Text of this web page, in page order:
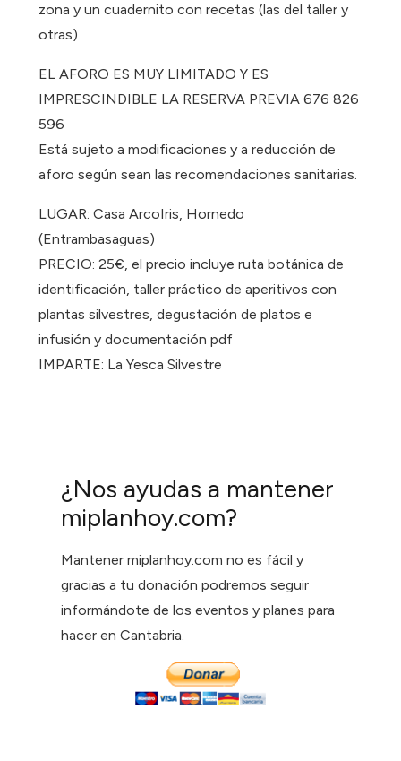
zona y un cuadernito con recetas (las del taller y
otras)
EL AFORO ES MUY LIMITADO Y ES
IMPRESCINDIBLE LA RESERVA PREVIA 676 826
596
Está sujeto a modificaciones y a reducción de
aforo según sean las recomendaciones sanitarias.
LUGAR: Casa ArcoIris, Hornedo
(Entrambasaguas)
PRECIO: 25€, el precio incluye ruta botánica de
identificación, taller práctico de aperitivos con
plantas silvestres, degustación de platos e
infusión y documentación pdf
IMPARTE: La Yesca Silvestre
¿Nos ayudas a mantener
miplanhoy.com?
Mantener miplanhoy.com no es fácil y
gracias a tu donación podremos seguir
informándote de los eventos y planes para
hacer en Cantabria.